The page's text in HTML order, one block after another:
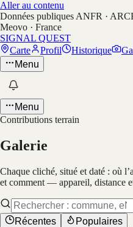
Aller au contenu
Données publiques ANFR ·
Meovo · France
SIGNAL QUEST
Carte
Profil Historique
Menu
Menu
Contributions terrain
Galerie
Chaque cliché, situé et daté : où
et comment — appareil, distance
Récentes
Populaires